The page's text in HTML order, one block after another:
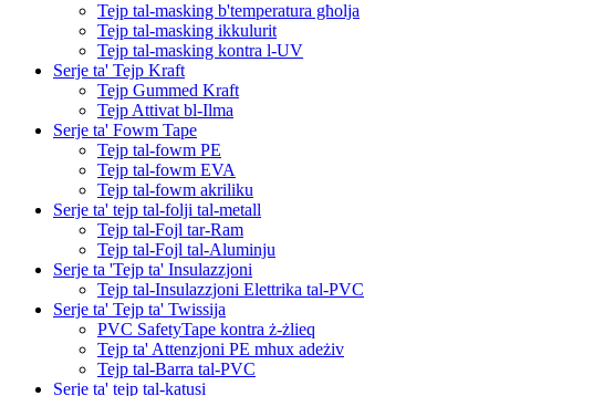
Tejp tal-masking b'temperatura għolja
Tejp tal-masking ikkulurit
Tejp tal-masking kontra l-UV
Serje ta' Tejp Kraft
Tejp Gummed Kraft
Tejp Attivat bl-Ilma
Serje ta' Fowm Tape
Tejp tal-fowm PE
Tejp tal-fowm EVA
Tejp tal-fowm akriliku
Serje ta' tejp tal-folji tal-metall
Tejp tal-Fojl tar-Ram
Tejp tal-Fojl tal-Aluminju
Serje ta 'Tejp ta' Insulazzjoni
Tejp tal-Insulazzjoni Elettrika tal-PVC
Serje ta' Tejp ta' Twissija
PVC SafetyTape kontra ż-żlieq
Tejp ta' Attenzjoni PE mhux adeżiv
Tejp tal-Barra tal-PVC
Serje ta' tejp tal-katusi